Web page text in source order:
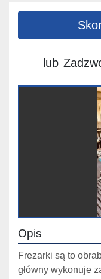
lub
Opis
Frezarki są to
główny wykonuje